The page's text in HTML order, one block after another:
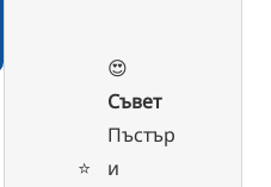
⭐️
😍
Съвет
Пъстър
и